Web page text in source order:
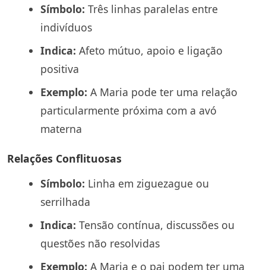
Símbolo: Três linhas paralelas entre
indivíduos
Indica: Afeto mútuo, apoio e ligação
positiva
Exemplo: A Maria pode ter uma relação
particularmente próxima com a avó
materna
Relações Conflituosas
Símbolo: Linha em ziguezague ou
serrilhada
Indica: Tensão contínua, discussões ou
questões não resolvidas
Exemplo: A Maria e o pai podem ter uma